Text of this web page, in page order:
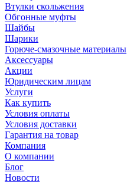
Втулки скольжения
Обгонные муфты
Шайбы
Шарики
Горюче-смазочные материалы
Аксессуары
Акции
Юридическим лицам
Услуги
Как купить
Условия оплаты
Условия доставки
Гарантия на товар
Компания
О компании
Блог
Новости